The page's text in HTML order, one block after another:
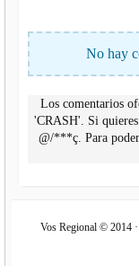
No hay
Los comentarios
'CRASH'. Si
@/***ç. Para
Vos Regional © 2014